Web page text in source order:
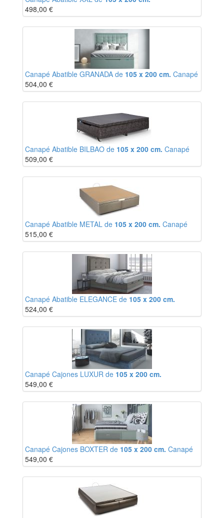
498,00 €
Canapé Abatible GRANADA de 105 x 200 cm. Canapé
504,00 €
Canapé Abatible BILBAO de 105 x 200 cm. Canapé
509,00 €
Canapé Abatible METAL de 105 x 200 cm. Canapé
515,00 €
Canapé Abatible ELEGANCE de 105 x 200 cm.
524,00 €
Canapé Cajones LUXUR de 105 x 200 cm.
549,00 €
Canapé Cajones BOXTER de 105 x 200 cm. Canapé
549,00 €